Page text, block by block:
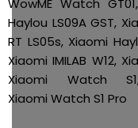
WowME Watch
Haylou LS09A GST,
RT LS05s, Xiaomi
Xiaomi IMILAB W12,
Xiaomi Watch
Xiaomi Watch S1 Pro